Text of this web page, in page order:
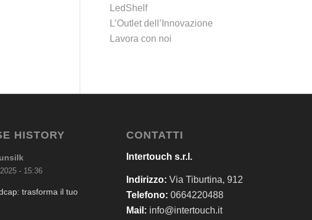
LedShelf
L’Outlet dell’Innovazione
Lavora con noi
HISTORY
- 15:36
trasforma il tuo
CONTATTI
Intertouch s.r.l.
Indirizzo: Via Tiburtina, 912
Telefono: 0664220488
Mail: info@intertouch.it